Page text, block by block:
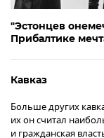
"Эстонцев
Прибалтике
Кавказ
Больше других
их он считал
и гражданская